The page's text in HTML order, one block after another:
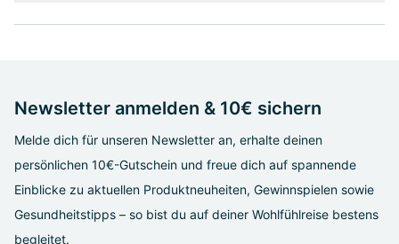
Newsletter anmelden & 10€ sichern
Melde dich für unseren Newsletter an, erhalte deinen
persönlichen 10€-Gutschein und freue dich auf spannende
Einblicke zu aktuellen Produktneuheiten, Gewinnspielen sowie
Gesundheitstipps – so bist du auf deiner Wohlfühlreise bestens
begleitet.